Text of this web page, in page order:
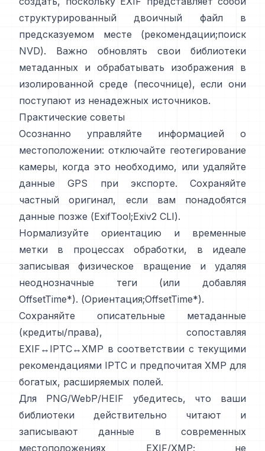
структурированный двоичный файл в
предсказуемом месте (рекомендации;поиск
NVD). Важно обновлять свои библиотеки
метаданных и обрабатывать изображения в
изолированной среде (песочнице), если они
поступают из ненадежных источников.
Практические советы
Осознанно управляйте информацией о
местоположении: отключайте геотегирование
камеры, когда это необходимо, или удаляйте
данные GPS при экспорте. Сохраняйте
частный оригинал, если вам понадобятся
данные позже (ExifTool;Exiv2 CLI).
Нормализуйте ориентацию и временные
метки в процессах обработки, в идеале
записывая физическое вращение и удаляя
неоднозначные теги (или добавляя
OffsetTime*). (Ориентация;OffsetTime*).
Сохраняйте описательные метаданные
(кредиты/права), сопоставляя
EXIF↔IPTC↔XMP в соответствии с текущими
рекомендациями IPTC и предпочитая XMP для
богатых, расширяемых полей.
Для PNG/WebP/HEIF убедитесь, что ваши
библиотеки действительно читают и
записывают данные в современных
местоположениях EXIF/XMP; не